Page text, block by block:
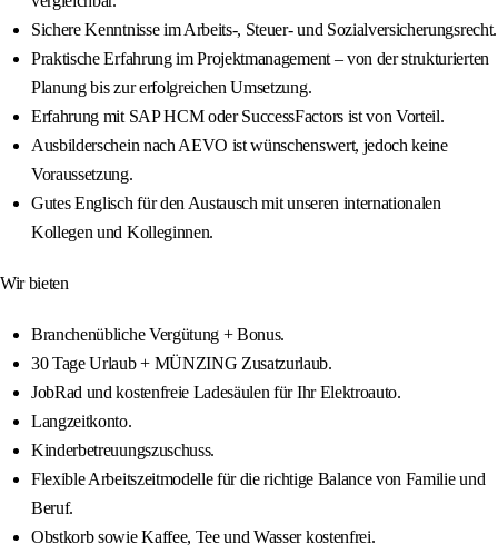
Sichere Kenntnisse im Arbeits‑, Steuer‑ und Sozialversicherungsrecht.
Praktische Erfahrung im Projektmanagement – von der strukturierten
Planung bis zur erfolgreichen Umsetzung.
Erfahrung mit SAP HCM oder SuccessFactors ist von Vorteil.
Ausbilderschein nach AEVO ist wünschenswert, jedoch keine
Voraussetzung.
Gutes Englisch für den Austausch mit unseren internationalen
Kollegen und Kolleginnen.
Wir bieten
Branchenübliche Vergütung + Bonus.
30 Tage Urlaub + MÜNZING Zusatzurlaub.
JobRad und kostenfreie Ladesäulen für Ihr Elektroauto.
Langzeitkonto.
Kinderbetreuungszuschuss.
Flexible Arbeitszeitmodelle für die richtige Balance von Familie und
Beruf.
Obstkorb sowie Kaffee, Tee und Wasser kostenfrei.